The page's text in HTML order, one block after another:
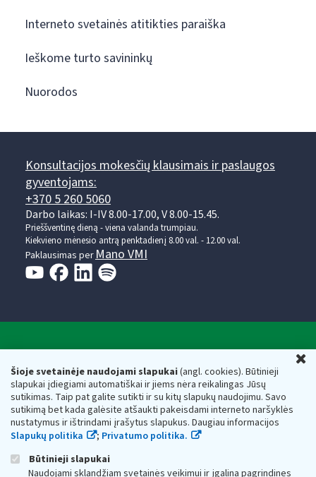
Šioje svetainėje naudojami slapukai(angl. cookies). Būtinieji
slapukai įdiegiami automatiškai ir jiems nėra reikalingas Jūsų
sutikimas. Taip pat galite sutikti ir su kitų slapukų naudojimu. Savo
sutikimą bet kada galėsite atšaukti pakeisdami interneto naršyklės
nustatymus ir ištrindami įrašytus slapukus. Daugiau informacijos
Slapukų politika
; Privatumo politika.
Būtinieji slapukai
Naudojami sklandžiam svetainės veikimui ir įgalina pagrindines
Interneto svetainės atitikties paraiška
Ieškome turto savininkų
Nuorodos
Konsultacijos mokesčių klausimais ir paslaugos
gyventojams:
+370 5 260 5060
Darbo laikas: I-IV 8.00-17.00, V 8.00-15.45.
Prieššventinę dieną - viena valanda trumpiau.
Kiekvieno mėnesio antrą penktadienį 8.00 val. - 12.00 val.
Paklausimas per Mano VMI
Respublikos finansų ministerijos
Biudžetinė įstaiga. Juridinio asmens kodas — 188659752,
adresas: Vasario 16-osios g. 14, 01107 Vilnius, Lietuva, el.paštas:
vmi@vmi.lt, E. pristatymo dėžutės adresas 188659752
Duomenys apie Valstybinę mokesčių inspekciją prie Lietuvos
Respublikos finansų ministerijos kaupiami ir saugomi Juridinių